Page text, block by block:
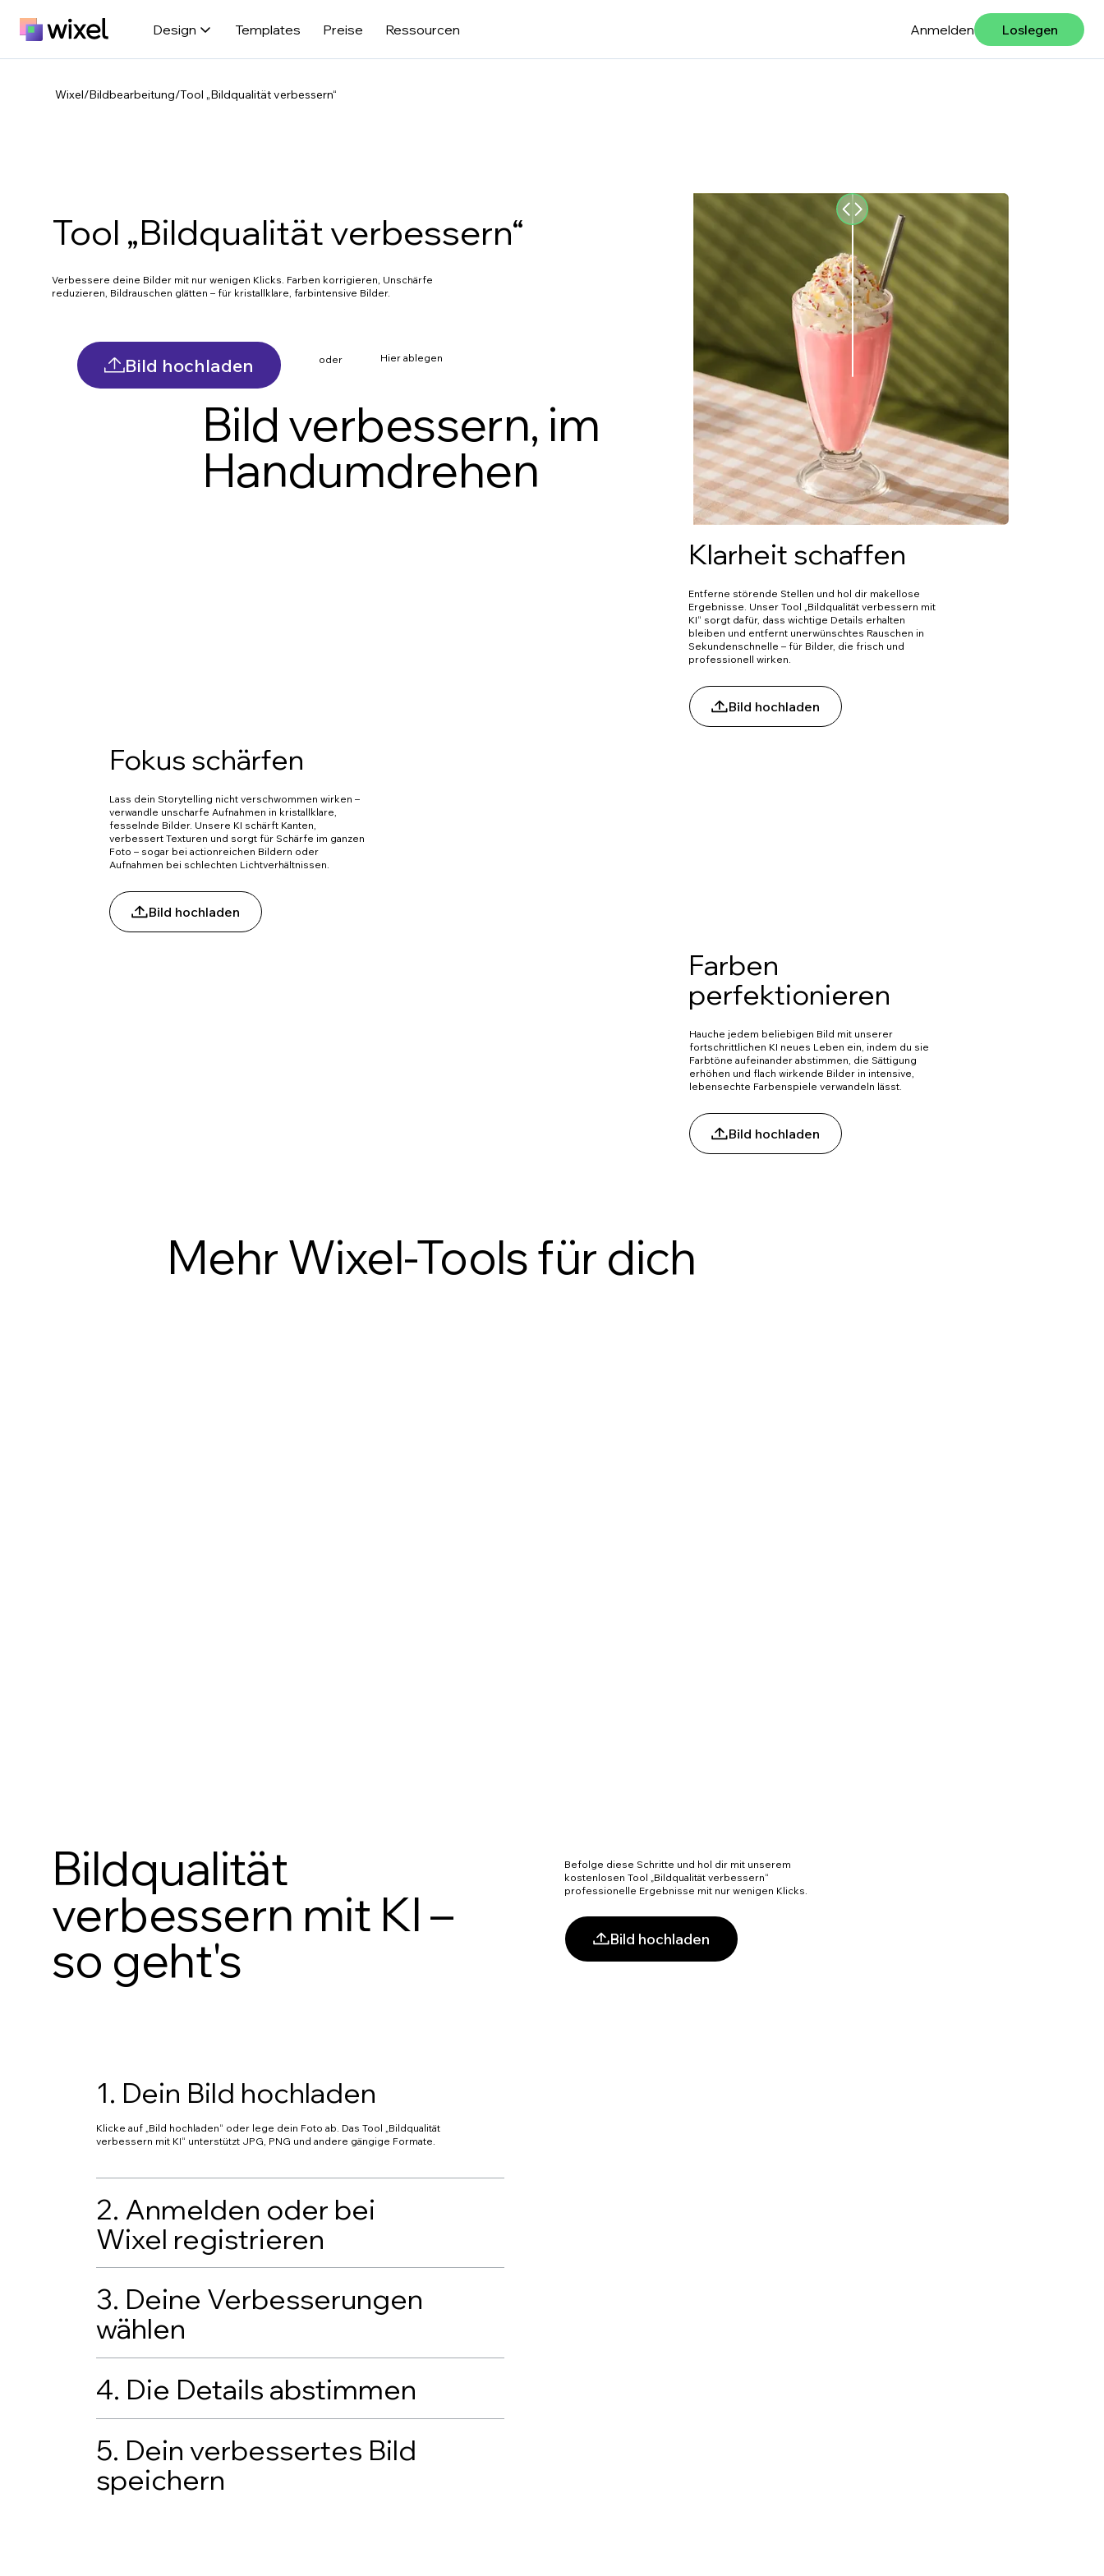
Design Templates Preise Ressourcen Anmelden Loslegen
Wixel/Bildbearbeitung/Tool „Bildqualität verbessern“
Tool „Bildqualität verbessern“
Verbessere deine Bilder mit nur wenigen Klicks. Farben korrigieren, Unschärfe
reduzieren, Bildrauschen glätten – für kristallklare, farbintensive Bilder.
Bild hochladen oder Hier ablegen
Bild verbessern, im
Handumdrehen
Klarheit schaffen
Entferne störende Stellen und hol dir makellose
Ergebnisse. Unser Tool „Bildqualität verbessern mit
KI“ sorgt dafür, dass wichtige Details erhalten
bleiben und entfernt unerwünschtes Rauschen in
Sekundenschnelle – für Bilder, die frisch und
professionell wirken.
Bild hochladen
Fokus schärfen
Lass dein Storytelling nicht verschwommen wirken –
verwandle unscharfe Aufnahmen in kristallklare,
fesselnde Bilder. Unsere KI schärft Kanten,
verbessert Texturen und sorgt für Schärfe im ganzen
Foto – sogar bei actionreichen Bildern oder
Aufnahmen bei schlechten Lichtverhältnissen.
Bild hochladen
Farben
perfektionieren
Hauche jedem beliebigen Bild mit unserer
fortschrittlichen KI neues Leben ein, indem du sie
Farbtöne aufeinander abstimmen, die Sättigung
erhöhen und flach wirkende Bilder in intensive,
lebensechte Farbenspiele verwandeln lässt.
Bild hochladen
Mehr Wixel-Tools für dich
Bildqualität
verbessern mit KI –
so geht's
1. Dein Bild hochladen
Klicke auf „Bild hochladen“ oder lege dein Foto ab. Das Tool „Bildqualität
verbessern mit KI“ unterstützt JPG, PNG und andere gängige Formate.
2. Anmelden oder bei
Wixel registrieren
3. Deine Verbesserungen
wählen
4. Die Details abstimmen
5. Dein verbessertes Bild
speichern
Befolge diese Schritte und hol dir mit unserem
kostenlosen Tool „Bildqualität verbessern“
professionelle Ergebnisse mit nur wenigen Klicks.
Bild hochladen